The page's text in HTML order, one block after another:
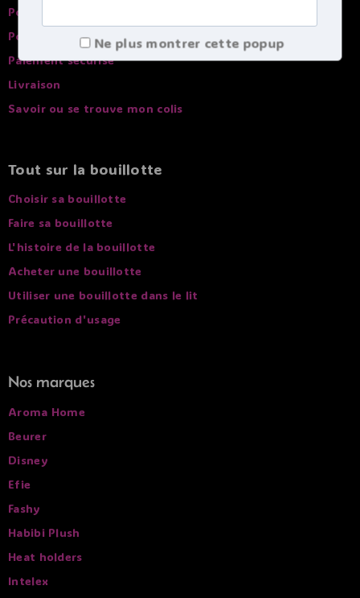
Politique de confidentialité
Politique de Cookies
Paiement sécurisé
Livraison
Savoir ou se trouve mon colis
Tout sur la bouillotte
Choisir sa bouillotte
Faire sa bouillotte
L'histoire de la bouillotte
Acheter une bouillotte
Utiliser une bouillotte dans le lit
Précaution d'usage
Nos marques
Aroma Home
Beurer
Disney
Efie
Fashy
Habibi Plush
Heat holders
Intelex
Ne plus montrer cette popup